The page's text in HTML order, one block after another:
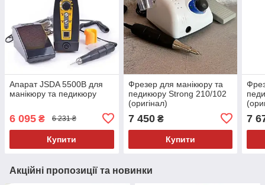
Апарат JSDA 5500В для
манікюру та педикюру
6 095 ₴ 6 231 ₴
Купити
Фрезер для манікюру та
педикюру Strong 210/102
(оригінал)
7 450₴
Купити
7
Акційні пропозиції та новинки